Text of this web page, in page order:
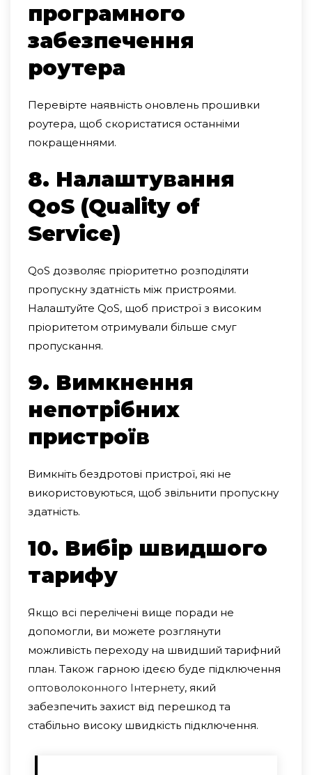
програмного
забезпечення
роутера
Перевірте наявність оновлень прошивки
роутера, щоб скористатися останніми
покращеннями.
8. Налаштування
QoS (Quality of
Service)
QoS дозволяє пріоритетно розподіляти
пропускну здатність між пристроями.
Налаштуйте QoS, щоб пристрої з високим
пріоритетом отримували більше смуг
пропускання.
9. Вимкнення
непотрібних
пристроїв
Вимкніть бездротові пристрої, які не
використовуються, щоб звільнити пропускну
здатність.
10. Вибір швидшого
тарифу
Якщо всі перелічені вище поради не
допомогли, ви можете розглянути
можливість переходу на швидший тарифний
план. Також гарною ідеєю буде підключення
оптоволоконного Інтернету, який
забезпечить захист від перешкод та
стабільно високу швидкість підключення.